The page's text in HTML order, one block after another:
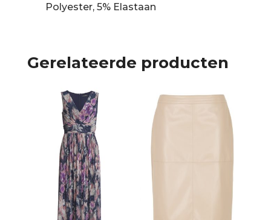
Polyester, 5% Elastaan
Gerelateerde producten